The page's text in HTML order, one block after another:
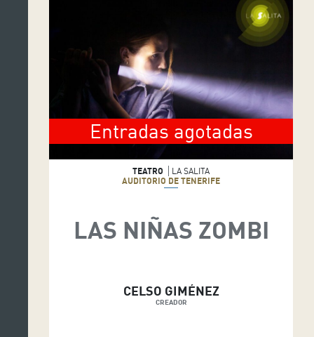
Entradas agotadas
TEATRO
LA SALITA
AUDITORIO DE TENERIFE
LAS NIÑAS ZOMBI
CELSO GIMÉNEZ
CREADOR